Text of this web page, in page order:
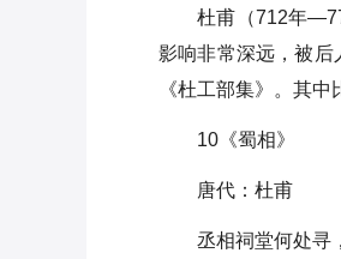
杜甫（712年
影响非常深远，被后
《杜工部集》。其中
10《蜀相》
唐代：杜甫
丞相祠堂何处寻
李世民杀单雄信连徐茂公都
了：权力博弈下的必然选择
李光弼读音考释：中唐名将的
的背景下爆发的？